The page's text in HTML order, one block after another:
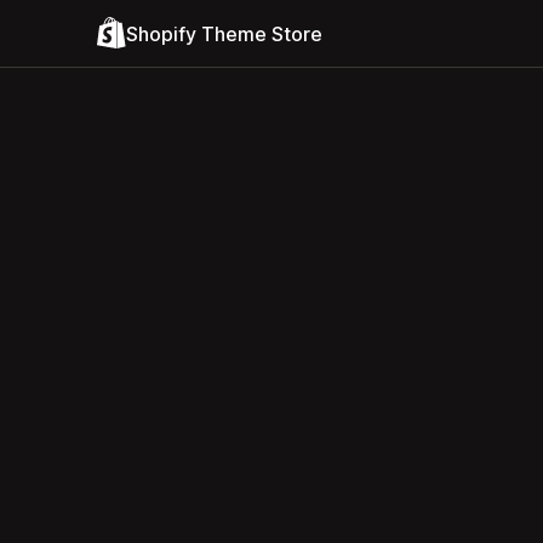
Shopify Theme Store